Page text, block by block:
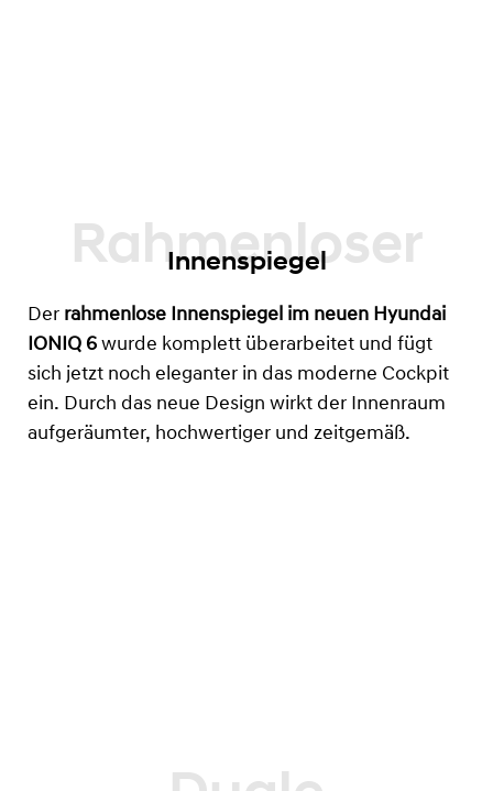
Innenspiegel
Der rahmenlose Innenspiegel im neuen Hyundai
IONIQ 6 wurde komplett überarbeitet und fügt
sich jetzt noch eleganter in das moderne Cockpit
ein. Durch das neue Design wirkt der Innenraum
aufgeräumter, hochwertiger und zeitgemäß.